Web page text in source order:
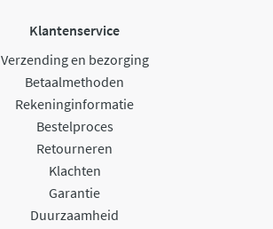
Klantenservice
Verzending en bezorging
Betaalmethoden
Rekeninginformatie
Bestelproces
Retourneren
Klachten
Garantie
Duurzaamheid